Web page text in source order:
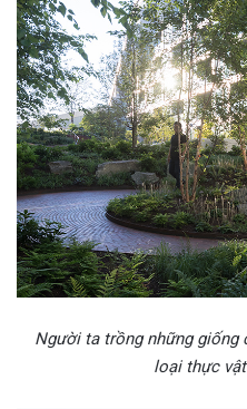
Người ta trồng những giống
loại thực